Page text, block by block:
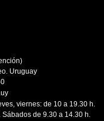
Uruguay
viernes: de 10 a 19.30 h.
Sábados de 9.30 a 14.30 h.